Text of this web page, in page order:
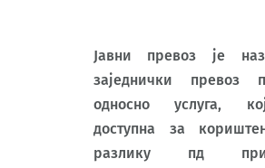
Јавни превоз је
заједнички превоз
односно услуга,
доступна за
разлику пд